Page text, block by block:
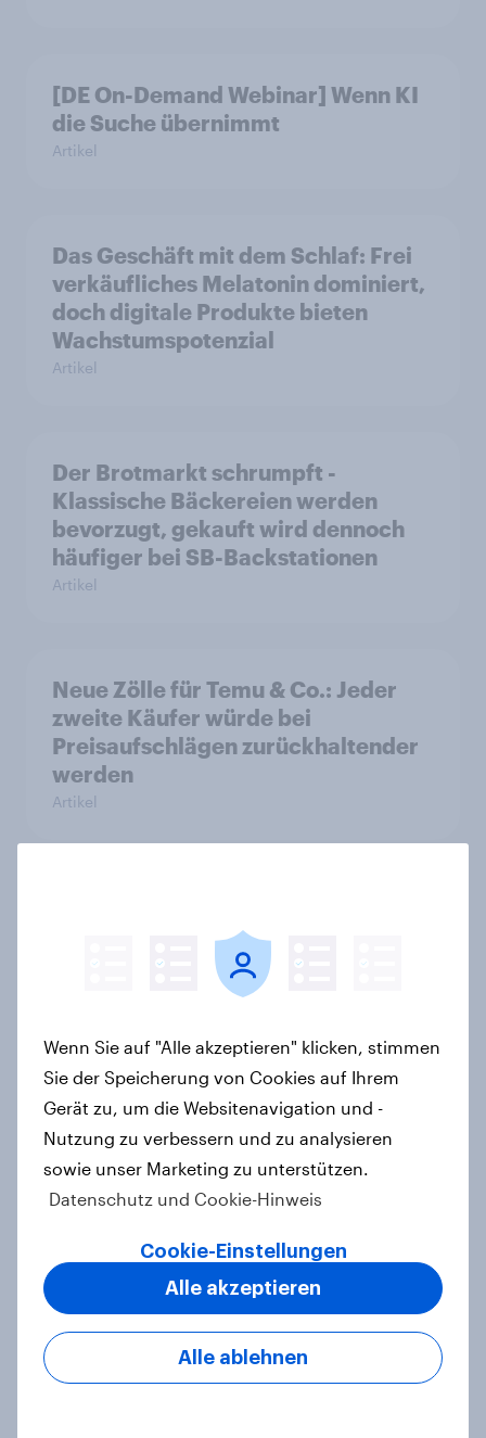
[DE On-Demand Webinar] Wenn KI
die Suche übernimmt
Artikel
Das Geschäft mit dem Schlaf: Frei
verkäufliches Melatonin dominiert,
doch digitale Produkte bieten
Wachstumspotenzial
Artikel
Der Brotmarkt schrumpft -
Klassische Bäckereien werden
bevorzugt, gekauft wird dennoch
häufiger bei SB-Backstationen
Artikel
Neue Zölle für Temu & Co.: Jeder
zweite Käufer würde bei
Preisaufschlägen zurückhaltender
werden
Artikel
changing online discovery in 2026
Report
Marken im Pride-Check 2026:
Zwischen Haltung und Wirkung
das Mobilitätsverhalten – Deutsche
steigen bei längeren Strecken vom
Auto auf öffentliche Verkehrsmittel
um
Wenn Sie auf "Alle akzeptieren" klicken, stimmen
Sie der Speicherung von Cookies auf Ihrem
Gerät zu, um die Websitenavigation und -
Nutzung zu verbessern und zu analysieren
sowie unser Marketing zu unterstützen.
Datenschutz und Cookie-Hinweis
Cookie-Einstellungen
Alle ablehnen
Alle akzeptieren